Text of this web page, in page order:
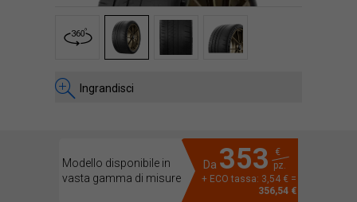
Ingrandisci
Modello disponibile in
vasta gamma di misure
Da 353
€
pz.
+ ECO tassa: 3,54 € =
356,54 €